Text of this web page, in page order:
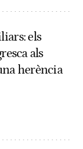
els
als
herència